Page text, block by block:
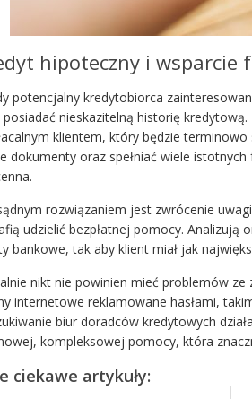
hipoteczny i wsparcie
potencjalny kredytobiorca
nieskazitelną historię
klientem, który będzie
dokumenty oraz spełniać wiele
rozwiązaniem jest zwrócenie
udzielić bezpłatnej pomocy.
bankowe, tak aby klient miał jak
nikt nie powinien mieć problemów
internetowe reklamowane hasłami,
biur doradców kredytowych
kompleksowej pomocy, która
ciekawe artykuły: